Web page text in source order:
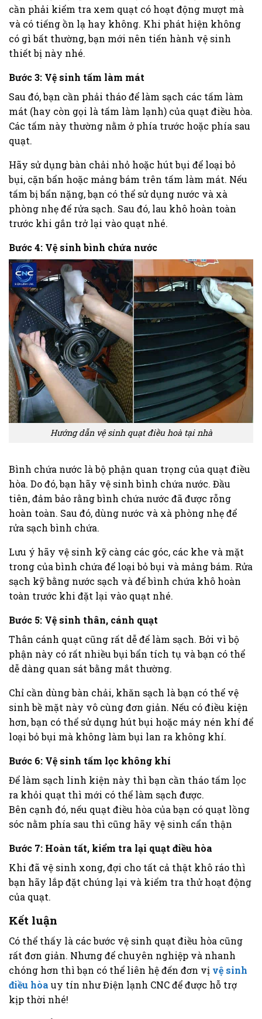
cần phải kiểm tra xem quạt có hoạt động mượt mà
và có tiếng ồn lạ hay không. Khi phát hiện không
có gì bất thường, bạn mới nên tiến hành vệ sinh
thiết bị này nhé.
Bước 3: Vệ sinh tấm làm mát
Sau đó, bạn cần phải tháo để làm sạch các tấm làm
mát (hay còn gọi là tấm làm lạnh) của quạt điều hòa.
Các tấm này thường nằm ở phía trước hoặc phía sau
quạt.
Hãy sử dụng bàn chải nhỏ hoặc hút bụi để loại bỏ
bụi, cặn bẩn hoặc mảng bám trên tấm làm mát. Nếu
tấm bị bẩn nặng, bạn có thể sử dụng nước và xà
phòng nhẹ để rửa sạch. Sau đó, lau khô hoàn toàn
trước khi gắn trở lại vào quạt nhé.
Bước 4: Vệ sinh bình chứa nước
Hướng dẫn vệ sinh quạt điều hoà tại nhà
Bình chứa nước là bộ phận quan trọng của quạt điều
hòa. Do đó, bạn hãy vệ sinh bình chứa nước. Đầu
tiên, đảm bảo rằng bình chứa nước đã được rỗng
hoàn toàn. Sau đó, dùng nước và xà phòng nhẹ để
rửa sạch bình chứa.
Lưu ý hãy vệ sinh kỹ càng các góc, các khe và mặt
trong của bình chứa để loại bỏ bụi và mảng bám. Rửa
sạch kỹ bằng nước sạch và để bình chứa khô hoàn
toàn trước khi đặt lại vào quạt nhé.
Bước 5: Vệ sinh thân, cánh quạt
Thân cánh quạt cũng rất dễ để làm sạch. Bởi vì bộ
phận này có rất nhiều bụi bẩn tích tụ và bạn có thể
dễ dàng quan sát bằng mắt thường.
Chỉ cần dùng bàn chải, khăn sạch là bạn có thể vệ
sinh bề mặt này vô cùng đơn giản. Nếu có điều kiện
hơn, bạn có thể sử dụng hút bụi hoặc máy nén khí để
loại bỏ bụi mà không làm bụi lan ra không khí.
Bước 6: Vệ sinh tấm lọc không khí
Để làm sạch linh kiện này thì bạn cần tháo tấm lọc
ra khỏi quạt thì mới có thể làm sạch được.
Bên cạnh đó, nếu quạt điều hòa của bạn có quạt lồng
sóc nằm phía sau thì cũng hãy vệ sinh cẩn thận
Bước 7: Hoàn tất, kiểm tra lại quạt điều hòa
Khi đã vệ sinh xong, đợi cho tất cả thật khô ráo thì
bạn hãy lắp đặt chúng lại và kiểm tra thử hoạt động
của quạt.
Kết luận
Có thể thấy là các bước vệ sinh quạt điều hòa cũng
rất đơn giản. Nhưng để chuyên nghiệp và nhanh
chóng hơn thì bạn có thể liên hệ đến đơn vị vệ sinh
điều hòa uy tín như Điện lạnh CNC để được hỗ trợ
kịp thời nhé!